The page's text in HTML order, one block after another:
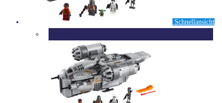
Schnellansicht